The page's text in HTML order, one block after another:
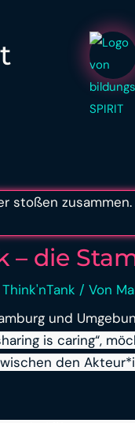
– die
Think'nTank / Von
und
is caring“,
den